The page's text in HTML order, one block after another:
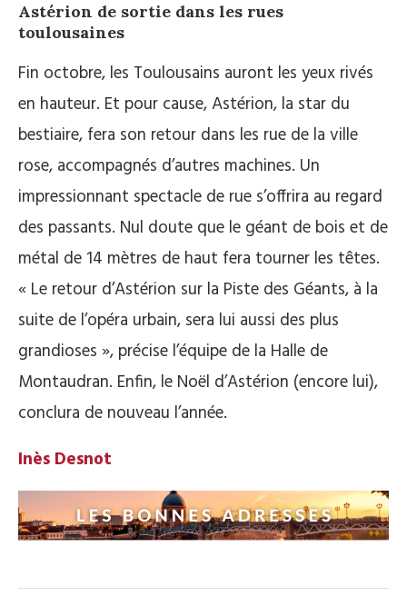
Astérion de sortie dans les rues
toulousaines
Fin octobre, les Toulousains auront les yeux rivés
en hauteur. Et pour cause, Astérion, la star du
bestiaire, fera son retour dans les rue de la ville
rose, accompagnés d’autres machines. Un
impressionnant spectacle de rue s’offrira au regard
des passants. Nul doute que le géant de bois et de
métal de 14 mètres de haut fera tourner les têtes.
« Le retour d’Astérion sur la Piste des Géants, à la
suite de l’opéra urbain, sera lui aussi des plus
grandioses », précise l’équipe de la Halle de
Montaudran. Enfin, le Noël d’Astérion (encore lui),
conclura de nouveau l’année.
Inès Desnot